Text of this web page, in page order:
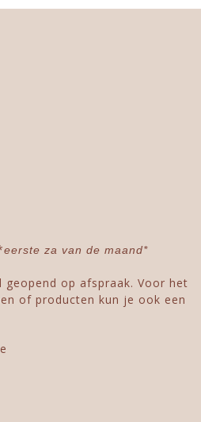
eerste za van de maand*
op afspraak. Voor het
of producten kun je ook een